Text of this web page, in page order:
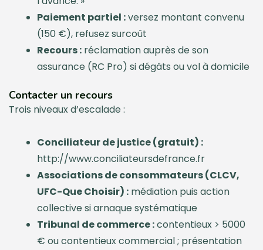
Paiement partiel :versez montant convenu
(150 €), refusez surcoût
Recours : réclamation auprès de son
assurance (RC Pro) si dégâts ou vol à domicile
Contacter un recours
Trois niveaux d’escalade :
Conciliateur de justice (gratuit) :
http://www.conciliateursdefrance.fr
Associations de consommateurs (CLCV,
UFC-Que Choisir) : médiation puis action
collective si arnaque systématique
Tribunal de commerce :contentieux > 5000
€ ou contentieux commercial ; présentation